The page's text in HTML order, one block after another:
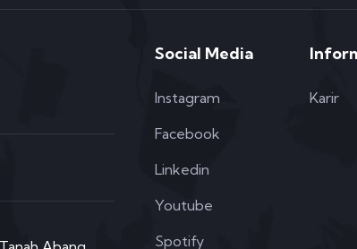
Social Media
Instagram
Facebook
Linkedin
Youtube
Spotify
Karir